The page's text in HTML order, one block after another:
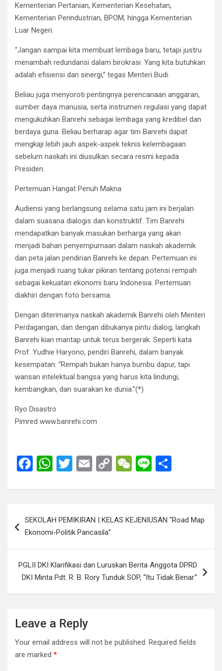
Kementerian Pertanian, Kementerian Kesehatan,
Kementerian Perindustrian, BPOM, hingga Kementerian
Luar Negeri.
“Jangan sampai kita membuat lembaga baru, tetapi justru
menambah redundansi dalam birokrasi. Yang kita butuhkan
adalah efisiensi dan sinergi,” tegas Menteri Budi.
Beliau juga menyoroti pentingnya perencanaan anggaran,
sumber daya manusia, serta instrumen regulasi yang dapat
mengukuhkan Banrehi sebagai lembaga yang kredibel dan
berdaya guna. Beliau berharap agar tim Banrehi dapat
mengkaji lebih jauh aspek-aspek teknis kelembagaan
sebelum naskah ini diusulkan secara resmi kepada
Presiden.
Pertemuan Hangat Penuh Makna
Audiensi yang berlangsung selama satu jam ini berjalan
dalam suasana dialogis dan konstruktif. Tim Banrehi
mendapatkan banyak masukan berharga yang akan
menjadi bahan penyempurnaan dalam naskah akademik
dan peta jalan pendirian Banrehi ke depan. Pertemuan ini
juga menjadi ruang tukar pikiran tentang potensi rempah
sebagai kekuatan ekonomi baru Indonesia. Pertemuan
diakhiri dengan foto bersama.
Dengan diterimanya naskah akademik Banrehi oleh Menteri
Perdagangan, dan dengan dibukanya pintu dialog, langkah
Banrehi kian mantap untuk terus bergerak. Seperti kata
Prof. Yudhie Haryono, pendiri Banrehi, dalam banyak
kesempatan: “Rempah bukan hanya bumbu dapur, tapi
warisan intelektual bangsa yang harus kita lindungi,
kembangkan, dan suarakan ke dunia.”(*)
Ryo Disastro
Pimred www.banrehi.com
F
ce
o
k
W
at
A
p
T
tt
E
ail
C
py
n
W
C
at
Li
e
ar
navigation
SEKOLAH PEMIKIRAN | KELAS KEJENIUSAN “Road Map
Ekonomi-Politik Pancasila”
PGLII DKI Klarifikasi dan Luruskan Berita Anggota DPRD
DKI Minta Pdt. R. B. Rory Tunduk SOP, “Itu Tidak Benar.”
Leave a Reply
Your email address will not be published. Required fields
are marked *